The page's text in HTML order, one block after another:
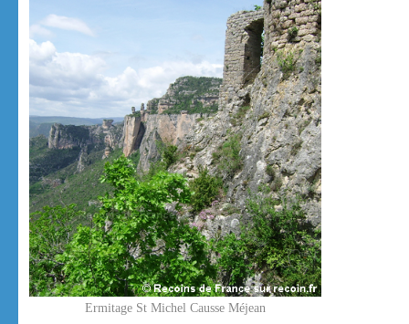
Ermitage St Michel Causse Méjean